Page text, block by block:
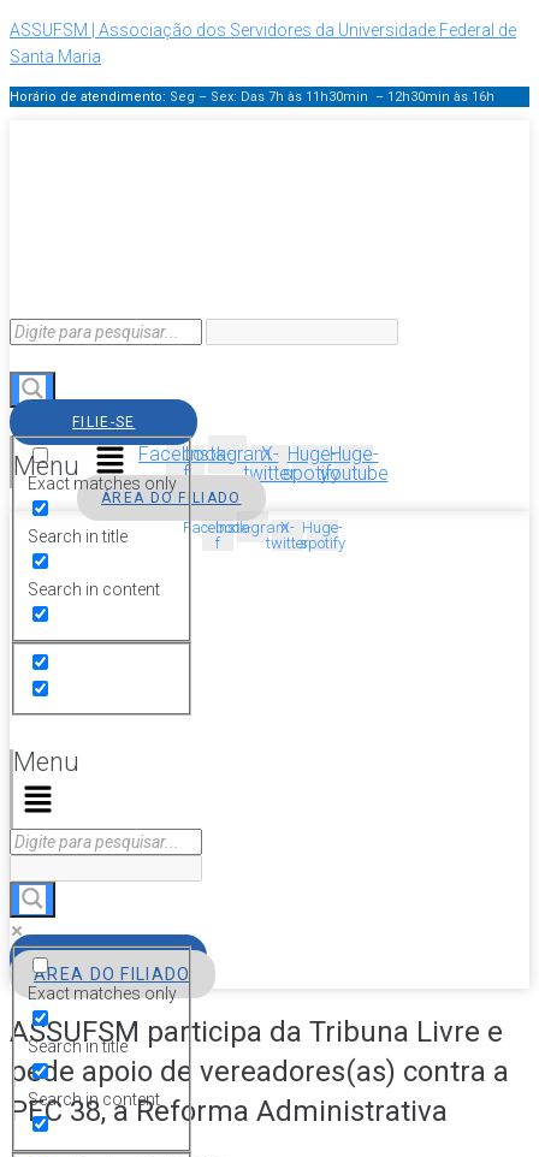
ASSUFSM | Associação dos Servidores da Universidade Federal de
Santa Maria
Horário de atendimento: Seg – Sex: Das 7h às 11h30min – 12h30min às 16h
Exact matches only
Search in title
Search in content
Menu
FILIE-SE
Facebook-
f
InstagramX-
twitter
Huge-
spotify
Huge-
youtube
ÁREA DO FILIADO
Facebook-
f
InstagramX-
twitter
Huge-
spotify
Menu
Exact matches only
Search in title
Search in content
ÁREA DO FILIADO
ASSUFSM participa da Tribuna Livre e
pede apoio de vereadores(as) contra a
PEC 38, a Reforma Administrativa